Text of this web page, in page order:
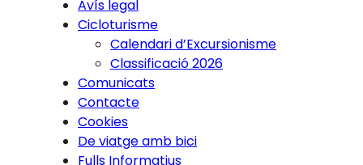
Avís legal
Cicloturisme
Calendari d’Excursionisme
Classificació 2026
Comunicats
Contacte
Cookies
De viatge amb bici
Fulls Informatius